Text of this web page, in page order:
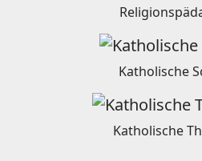
Katholische
Katholische